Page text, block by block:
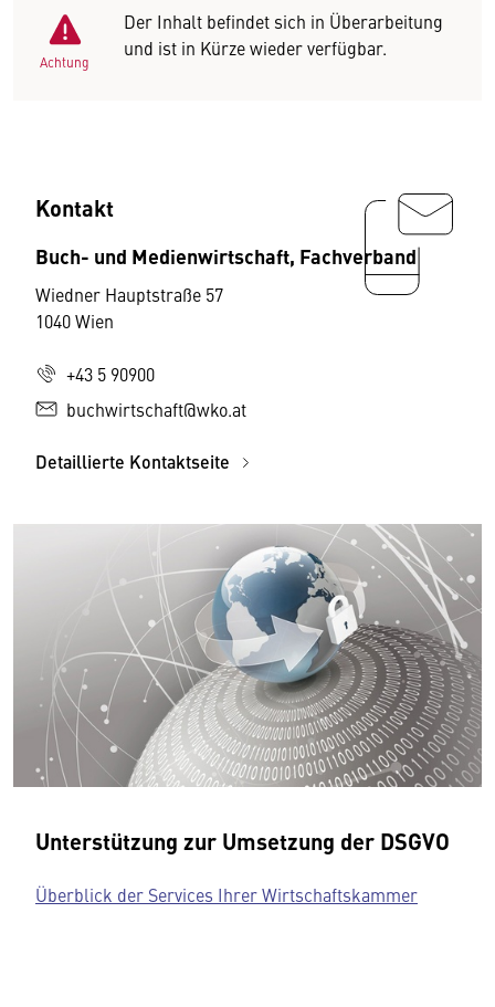
Achtung
Der Inhalt befindet sich in Überarbeitung
und ist in Kürze wieder verfügbar.
Kontakt
Buch- und Medienwirtschaft, Fachverband
Wiedner Hauptstraße 57
1040 Wien
+43 5 90900
buchwirtschaft@wko.at
Detaillierte Kontaktseite
Unterstützung zur Umsetzung der DSGVO
Überblick der Services Ihrer Wirtschaftskammer